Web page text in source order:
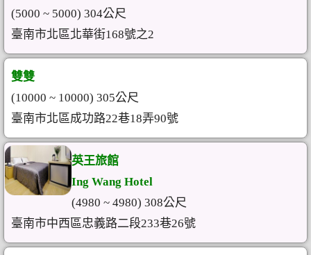
(5000 ~ 5000) 304公尺
臺南市北區北華街168號之2
雙雙
(10000 ~ 10000) 305公尺
臺南市北區成功路22巷18弄90號
英王旅館
Ing Wang Hotel
(4980 ~ 4980) 308公尺
臺南市中西區忠義路二段233巷26號